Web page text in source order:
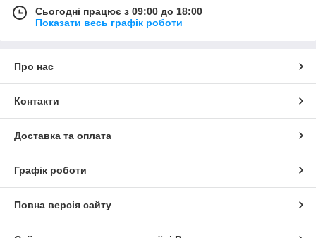
Сьогодні працює з 09:00 до 18:00
Показати весь графік роботи
Про нас
Контакти
Доставка та оплата
Графік роботи
Повна версія сайту